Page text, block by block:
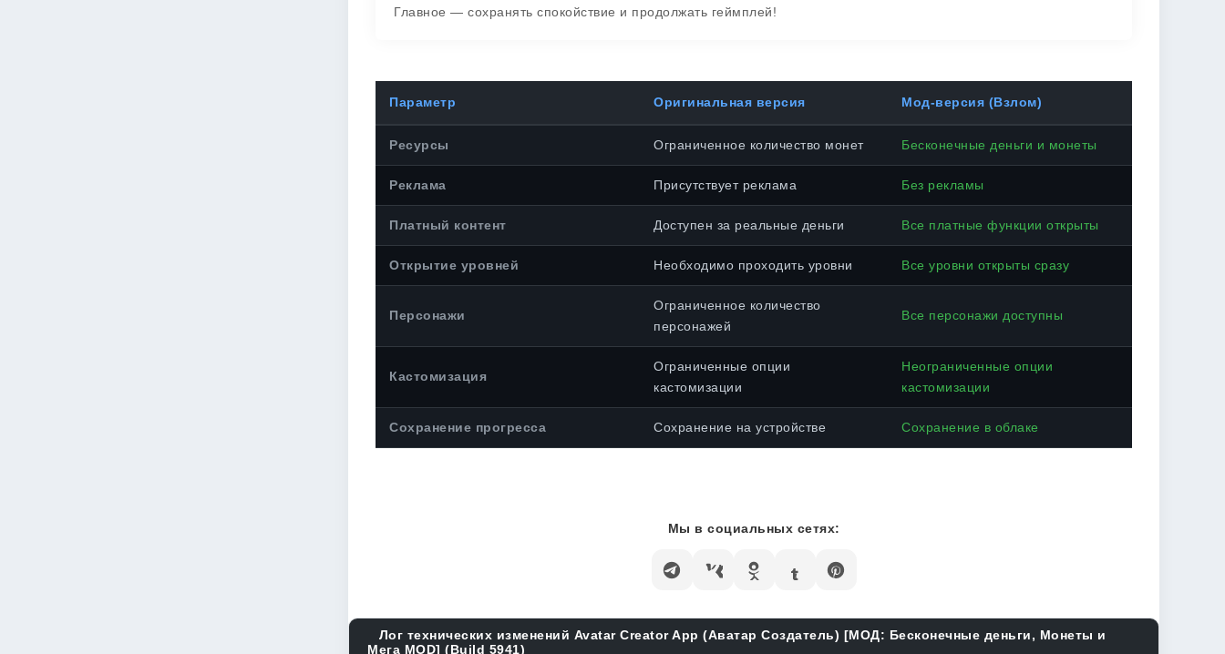
Главное — сохранять спокойствие и продолжать геймплей!
Параметр Оригинальная версия Мод-версия (Взлом)
Ресурсы Ограниченное количество монет Бесконечные деньги и монеты
Реклама Присутствует реклама Без рекламы
Платный контент Доступен за реальные деньги Все платные функции открыты
Открытие уровней Необходимо проходить уровни Все уровни открыты сразу
Персонажи
Ограниченное количество
персонажей
Все персонажи доступны
Кастомизация
Ограниченные опции
кастомизации
Неограниченные опции
кастомизации
Сохранение прогресса Сохранение на устройстве Сохранение в облаке
Мы в социальных сетях:
Лог технических изменений Avatar Creator App (Аватар Создатель) [МОД: Бесконечные деньги, Монеты и
Мега MOD] (Build 5941)